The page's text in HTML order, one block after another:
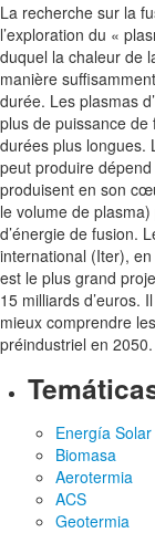
La recherche sur la
l’exploration du «
duquel la chaleur de
manière
durée. Les plasmas
plus de puissance
durées plus longues.
peut produire
produisent en son
le volume de
d’énergie de fusion.
international (Iter),
est le plus grand
15 milliards d’euros.
mieux comprendre
préindustriel en 2050.
Energía Solar
Biomasa
Aerotermia
ACS
Geotermia